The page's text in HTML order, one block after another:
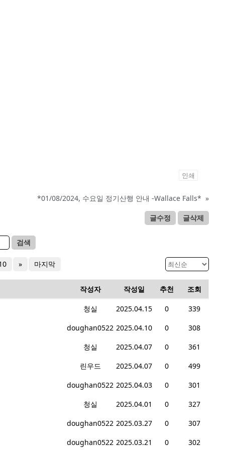
인쇄
*01/08/2024, 수요일 정기산행 안내 -Wallace Falls* »
글수정 글삭제
검색
» 마지막
작성자 작성일 추천 조회
청실 2025.04.15 0
339
doughan0522 2025.04.10 0
308
청실
2025.04.07 0
361
린우드
2025.04.07 0
499
doughan0522 2025.04.03 0
301
청실
2025.04.01 0
327
doughan0522 2025.03.27 0
307
doughan0522 2025.03.21 0 302